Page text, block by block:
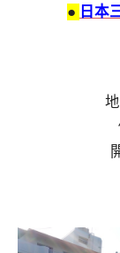
● 日本